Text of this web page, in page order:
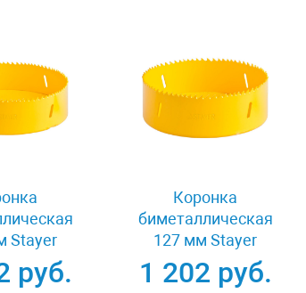
Stayer
152
руб.
Коронка
биметаллическая
127 мм Stayer
PROFESSIONAL
29547-127
1 202 руб.